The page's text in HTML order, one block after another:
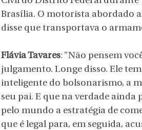
Brasília. O motorista abordado
disse que transportava o
Flávia Tavares: “Não pensem
julgamento. Longe disso. Ele
inteligente do bolsonarismo, a
seu pai. E que na verdade
pelo mundo a estratégia de
que é legal para, em seguida,